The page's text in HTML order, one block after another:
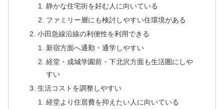
静かな住宅街を好む人に向いている
ファミリー層にも検討しやすい住環境がある
小田急線沿線の利便性を利用できる
新宿方面へ通勤・通学しやすい
経堂・成城学園前・下北沢方面も生活圏にしや
すい
生活コストを調整しやすい
経堂より住居費を抑えたい人に向いている